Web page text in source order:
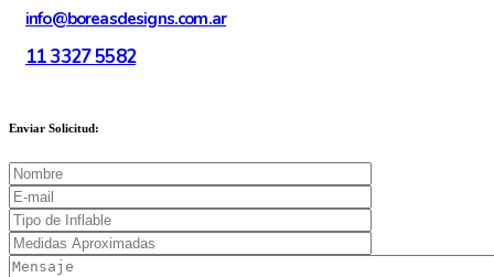
info@boreasdesigns.com.ar
11 3327 5582
Enviar Solicitud: